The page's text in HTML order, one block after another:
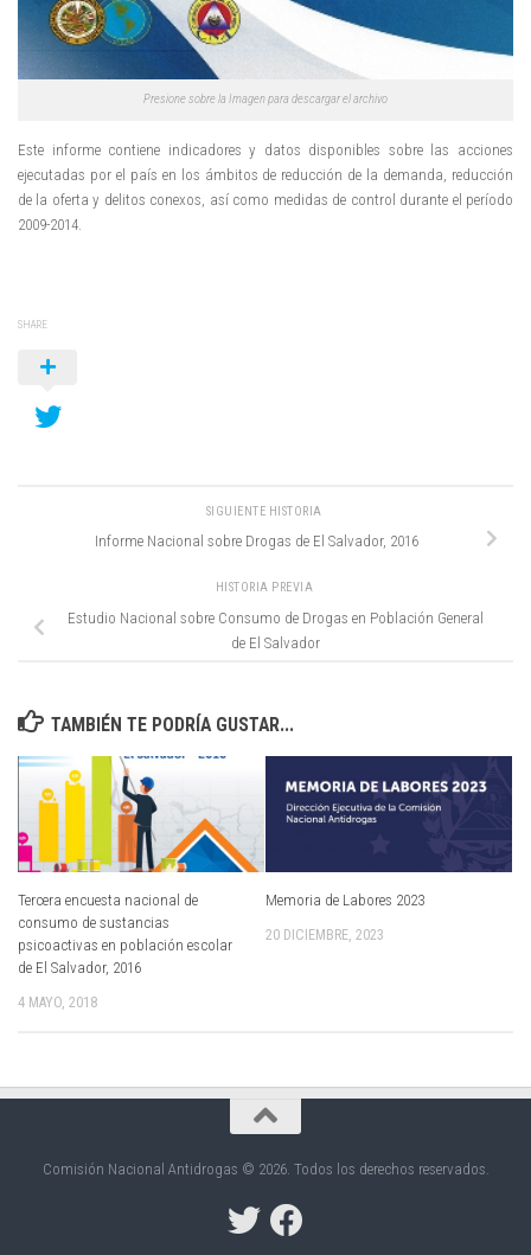
Presione sobre la Imagen para descargar el archivo
Este informe contiene indicadores y datos disponibles sobre las acciones
ejecutadas por el país en los ámbitos de reducción de la demanda, reducción
de la oferta y delitos conexos, así como medidas de control durante el período
2009-2014.
SHARE
SIGUIENTE HISTORIA
Informe Nacional sobre Drogas de El Salvador, 2016
HISTORIA PREVIA
Estudio Nacional sobre Consumo de Drogas en Población General
de El Salvador
TAMBIÉN TE PODRÍA GUSTAR...
Tercera encuesta nacional de
consumo de sustancias
psicoactivas en población escolar
de El Salvador, 2016
4 MAYO, 2018
Memoria de Labores 2023
20 DICIEMBRE, 2023
Comisión Nacional Antidrogas © 2026. Todos los derechos reservados.